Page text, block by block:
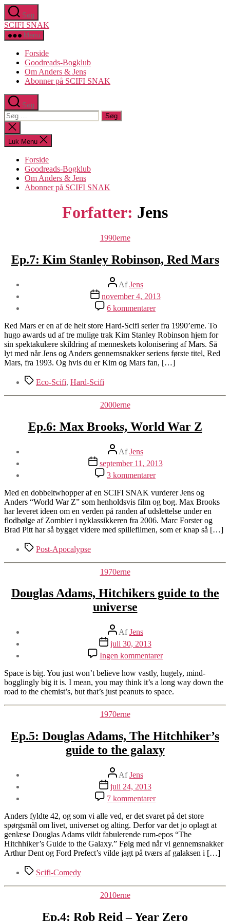
Spring
til
indholdet
Søg
SCIFI SNAK
Menu
Forside
Goodreads-Bogklub
Om Anders & Jens
Abonner på SCIFI SNAK
Søg
Søg
efter:
Luk
søgning
Luk Menu
Forside
Goodreads-Bogklub
Om Anders & Jens
Abonner på SCIFI SNAK
Forfatter: Jens
Kategorier
1990erne
Ep.7: Kim Stanley Robinson, Red Mars
Indlægsforfatter
AfJens
Indlægsdato
november 4, 2013
6 kommentarertil
Ep.7:
Kim
Stanley
Robinson,
Red
Mars
Red Mars er en af de helt store Hard-Scifi serier fra 1990’erne. To
hugo awards ud af tre mulige trak Kim Stanley Robinson hjem for
sin spektakulære skildring af menneskets kolonisering af Mars. Så
lyt med når Jens og Anders gennemsnakker seriens første titel, Red
Mars, fra 1993. Og hvis du er Kim og Mars fan, […]
TagsEco-Scifi, Hard-Scifi
Kategorier
2000erne
Ep.6: Max Brooks, World War Z
Indlægsforfatter
AfJens
Indlægsdato
september 11, 2013
3 kommentarertil
Ep.6:
Max
Brooks,
World
War
Z
Med en dobbeltwhopper af en SCIFI SNAK vurderer Jens og
Anders “World War Z” som henholdsvis film og bog. Max Brooks
har leveret ideen om en verden på randen af udslettelse under en
flodbølge af Zombier i nyklassikkeren fra 2006. Marc Forster og
Brad Pitt har så bygget videre med spillefilmen, som er knap så […]
TagsPost-Apocalypse
Kategorier
1970erne
Douglas Adams, Hitchikers guide to the
universe
Indlægsforfatter
AfJens
Indlægsdato
juli 30, 2013
Ingen kommentarertil
Douglas
Adams,
Hitchikers
guide
the
Space is big. You just won’t believe how vastly, hugely, mind-
bogglingly big it is. I mean, you may think it’s a long way down the
road to the chemist’s, but that’s just peanuts to space.
Kategorier
1970erne
Ep.5: Douglas Adams, The Hitchhiker’s
guide to the galaxy
Indlægsforfatter
AfJens
Indlægsdato
juli 24, 2013
7 kommentarertil
Ep.5:
Douglas
Adams,
The
Hitchhiker’s
guide
Anders fyldte 42, og som vi alle ved, er det svaret på det store
spørgsmål om livet, universet og alting. Derfor var det jo oplagt at
genlæse Douglas Adams vildt fabulerende rum-epos “The
Hitchhiker’s Guide to the Galaxy.” Følg med når vi gennemsnakker
Arthur Dent og Ford Prefect’s vilde jagt på tværs af galaksen i […]
TagsScifi-Comedy
Kategorier
2010erne
Ep.4: Rob Reid – Year Zero